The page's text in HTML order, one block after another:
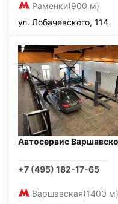
Раменки(900 м)
ул. Лобачевского, 114
Автосервис
+7 (495) 182-17-65
Варшавская(1400 м)